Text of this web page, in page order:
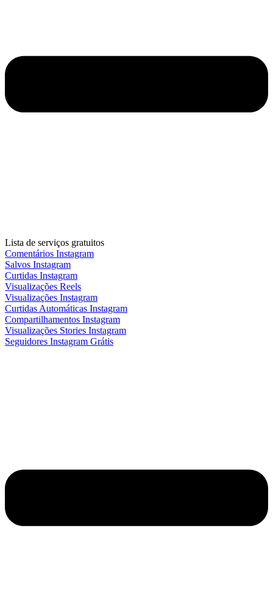
Lista de serviços gratuitos
Comentários Instagram
Salvos Instagram
Curtidas Instagram
Visualizações Reels
Visualizações Instagram
Curtidas Automáticas Instagram
Compartilhamentos Instagram
Visualizações Stories Instagram
Seguidores Instagram Grátis